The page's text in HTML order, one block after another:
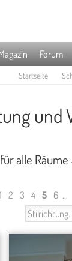
Forum
Startseite
und
alle Räume
1 2 3 4 5 6 ...